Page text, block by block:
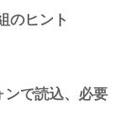
のヒント
で読込、必要